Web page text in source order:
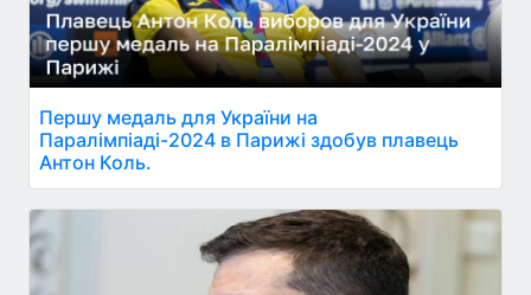
Першу медаль для України на
Паралімпіаді-2024 в Парижі здобув плавець
Антон Коль.